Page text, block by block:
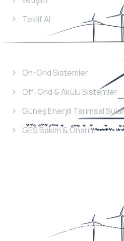
Teklif Al
On-Grid Sistemler
Off-Grid & Akülü Sistemler
Güneş Enerjili Tarımsal
GES Bakım & Onarım
info@magnumenerji.com